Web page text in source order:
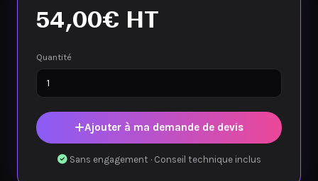
54,00€ HT
Quantité
Ajouter à ma demande de devis
Sans engagement · Conseil technique inclus